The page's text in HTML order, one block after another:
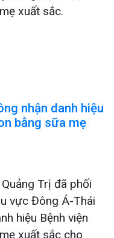
xuất sắc.
nhận danh hiệu
bằng sữa mẹ
Trị đã phối
vực Đông Á-Thái
hiệu Bệnh viện
xuất sắc cho